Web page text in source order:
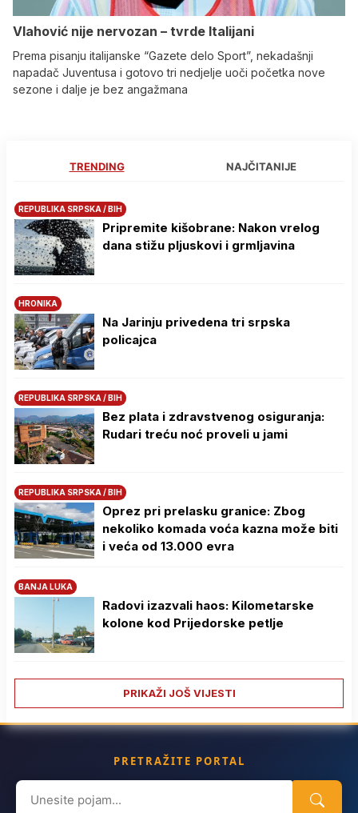
Vlahović nije nervozan – tvrde Italijani
Prema pisanju italijanske “Gazete delo Sport”, nekadašnji
napadač Juventusa i gotovo tri nedjelje uoči početka nove
sezone i dalje je bez angažmana
TRENDING NAJČITANIJE
REPUBLIKA SRPSKA / BIH
Pripremite kišobrane: Nakon vrelog
dana stižu pljuskovi i grmljavina
HRONIKA
Na Јarinju privedena tri srpska
policajca
REPUBLIKA SRPSKA / BIH
Bez plata i zdravstvenog osiguranja:
Rudari treću noć proveli u jami
REPUBLIKA SRPSKA / BIH
Oprez pri prelasku granice: Zbog
nekoliko komada voća kazna može biti
i veća od 13.000 evra
BANJA LUKA
Radovi izazvali haos: Kilometarske
kolone kod Prijedorske petlje
PRIKAŽI JOŠ VIJESTI
PRETRAŽITE PORTAL
Search
for: